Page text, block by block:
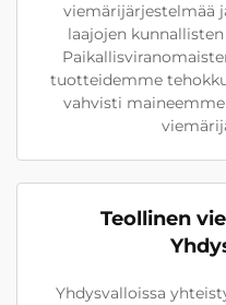
viemärijärjestelmää
laajojen
tuotteidemme
vahvisti
Teollinen
Yhdysvalloissa